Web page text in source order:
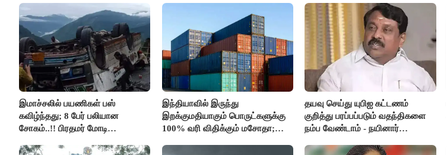
இமாச்சலில் பயணிகள் பஸ்
கவிழ்ந்தது; 8 பேர் பலியான
சோகம்..!! பிரதமர் மோடி
இந்தியாவில் இருந்து
இறக்குமதியாகும் பொருட்களுக்கு
100% வரி விதிக்கும் மசோதா;
தயவு செய்து யுபிஐ கட்டணம்
குறித்து பரப்பப்படும் வதந்திகளை
நம்ப வேண்டாம் - நயினார்